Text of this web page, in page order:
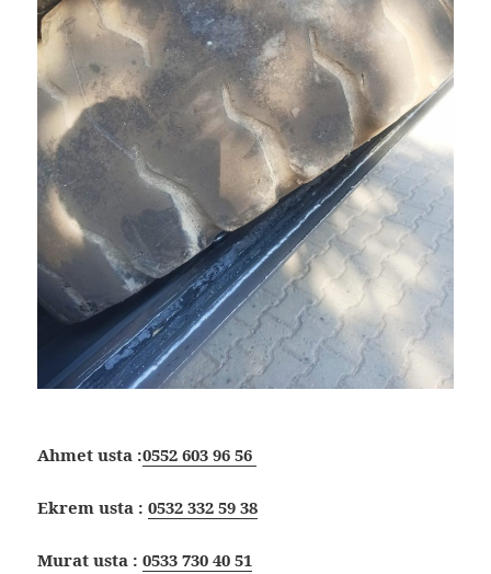
Ahmet usta :0552 603 96 56
Ekrem usta :0532 332 59 38
Murat usta :0533 730 40 51